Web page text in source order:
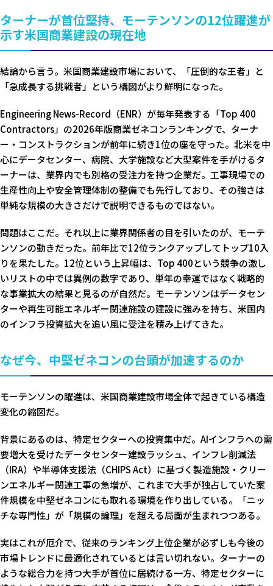
ターナーが首位堅持、モーテンソンの12位躍進が
示す米国商業建設の現在地
結論から言う。米国商業建設市場において、「圧倒的な王者」と
「急成長する挑戦者」という構図がより鮮明になった。
Engineering News-Record（ENR）が毎年発表する「Top 400
Contractors」の2026年版商業ゼネコンランキングで、ターナ
ー・コンストラクションが前年に続き1位の座を守った。北米を中
心にデータセンター、病院、大学施設など大型案件を手がけるタ
ーナーは、業界内でも別格の受注力を持つ企業だ。工事現場での
生産性向上や安全管理体制の整備でも先行しており、その強さは
単純な規模の大きさだけで説明できるものではない。
問題はここだ。それ以上に業界関係者の目を引いたのが、モーテ
ンソンの動きだった。前年比で12位ランクアップしてトップ10入
りを果たした。12位という上昇幅は、Top 400という競争の激し
いリストの中では異例の数字であり、単年の幸運ではなく戦略的
な事業拡大の結果と見るのが自然だ。モーテンソンはデータセン
ターや再生可能エネルギー関連施設の建設に強みを持ち、米国内
のインフラ投資拡大を追い風に受注を積み上げてきた。
なぜ今、中堅ゼネコンの台頭が加速するのか
モーテンソンの躍進は、米国商業建設市場全体で起きている構造
変化の縮図だ。
背景にあるのは、特定セクターへの投資集中だ。AIインフラへの需
要増大を受けたデータセンター建設ラッシュ、インフレ削減法
（IRA）や半導体支援法（CHIPS Act）に基づく製造施設・クリー
ンエネルギー関連工事の急増が、これまで大手が独占していた案
件規模を中堅ゼネコンにも取れる環境を作り出している。「ニッ
チな専門性」が「規模の論理」を超える局面が生まれつつある。
実はこれが厄介で、従来のランキング上位企業が必ずしも今後の
市場トレンドに最適化されているとは言い切れない。ターナーの
ような総合力を持つ大手が首位に居続ける一方、特定セクターに